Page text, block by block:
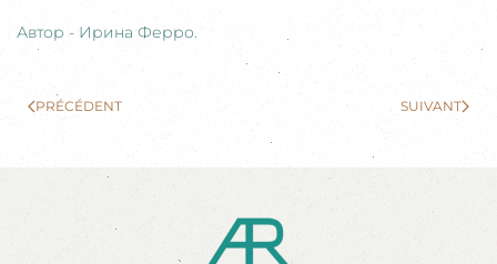
Автор - Ирина Ферро.
PRÉCÉDENT SUIVANT